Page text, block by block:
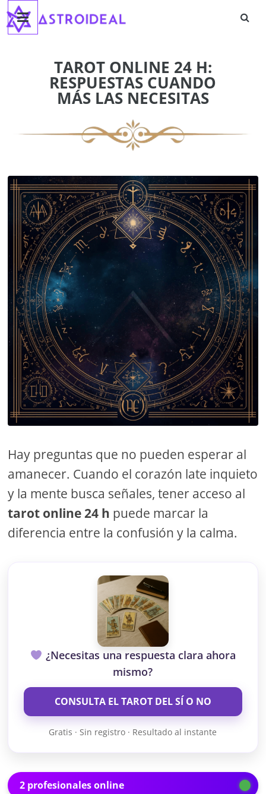
Saltar
contenido
Astroideal
TAROT ONLINE 24 H:
RESPUESTAS CUANDO
MÁS LAS NECESITAS
Hay preguntas que no pueden esperar al
amanecer. Cuando el corazón late inquieto
y la mente busca señales, tener acceso al
tarot online 24 h puede marcar la
diferencia entre la confusión y la calma.
¿Necesitas una respuesta clara ahora
mismo?
CONSULTA EL TAROT DEL SÍ O NO
Gratis · Sin registro · Resultado al instante
2 profesionales online